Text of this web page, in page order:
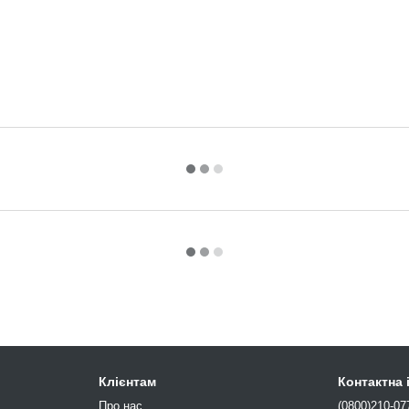
Клієнтам
Про нас
Контактна
(0800)210-